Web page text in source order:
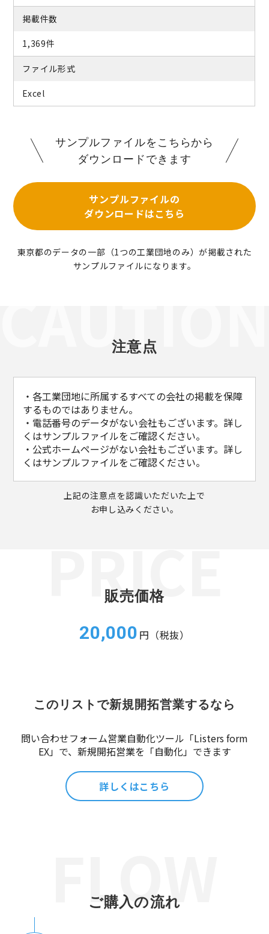
掲載件数
1,369件
ファイル形式
Excel
サンプルファイルをこちらから
ダウンロードできます
サンプルファイルの
ダウンロードはこちら
東京都のデータの一部（1つの工業団地のみ）が掲載された
サンプルファイルになります。
注意点
・各工業団地に所属するすべての会社の掲載を保障
するものではありません。
・電話番号のデータがない会社もございます。詳し
くはサンプルファイルをご確認ください。
・公式ホームページがない会社もございます。詳し
くはサンプルファイルをご確認ください。
上記の注意点を認識いただいた上で
お申し込みください。
販売価格
20,000 円（税抜）
このリストで新規開拓営業するなら
問い合わせフォーム営業自動化ツール「Listers form
EX」で、新規開拓営業を「自動化」できます
詳しくはこちら
ご購入の流れ